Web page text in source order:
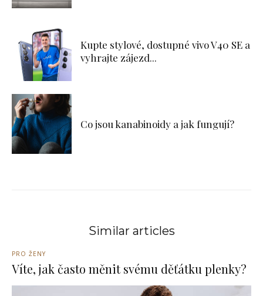
Kupte stylové, dostupné vivo V40 SE a
vyhrajte zájezd...
Co jsou kanabinoidy a jak fungují?
Similar articles
PRO ŽENY
Víte, jak často měnit svému děťátku plenky?